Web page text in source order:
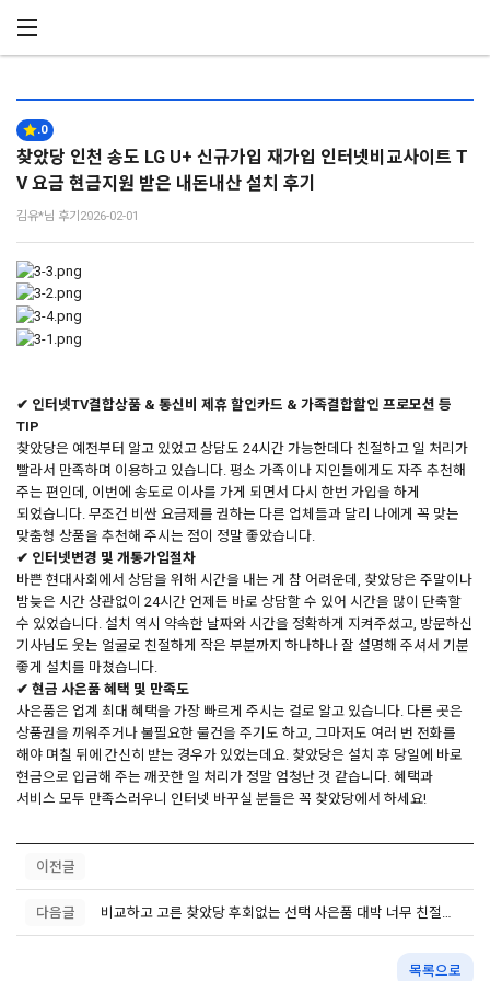
.0
찾았당 인천 송도 LG U+ 신규가입 재가입 인터넷비교사이트 T
V 요금 현금지원 받은 내돈내산 설치 후기
김유*님 후기 2026-02-01
✔ 인터넷TV결합상품 & 통신비 제휴 할인카드 & 가족결합할인 프로모션 등
TIP
찾았당은 예전부터 알고 있었고 상담도 24시간 가능한데다 친절하고 일 처리가
빨라서 만족하며 이용하고 있습니다. 평소 가족이나 지인들에게도 자주 추천해
주는 편인데, 이번에 송도로 이사를 가게 되면서 다시 한번 가입을 하게
되었습니다. 무조건 비싼 요금제를 권하는 다른 업체들과 달리 나에게 꼭 맞는
맞춤형 상품을 추천해 주시는 점이 정말 좋았습니다.
✔ 인터넷변경 및 개통가입절차
바쁜 현대사회에서 상담을 위해 시간을 내는 게 참 어려운데, 찾았당은 주말이나
밤늦은 시간 상관없이 24시간 언제든 바로 상담할 수 있어 시간을 많이 단축할
수 있었습니다. 설치 역시 약속한 날짜와 시간을 정확하게 지켜주셨고, 방문하신
기사님도 웃는 얼굴로 친절하게 작은 부분까지 하나하나 잘 설명해 주셔서 기분
좋게 설치를 마쳤습니다.
✔ 현금 사은품 혜택 및 만족도
사은품은 업계 최대 혜택을 가장 빠르게 주시는 걸로 알고 있습니다. 다른 곳은
상품권을 끼워주거나 불필요한 물건을 주기도 하고, 그마저도 여러 번 전화를
해야 며칠 뒤에 간신히 받는 경우가 있었는데요. 찾았당은 설치 후 당일에 바로
현금으로 입금해 주는 깨끗한 일 처리가 정말 엄청난 것 같습니다. 혜택과
서비스 모두 만족스러우니 인터넷 바꾸실 분들은 꼭 찾았당에서 하세요!
이전글
다음글
목록으로